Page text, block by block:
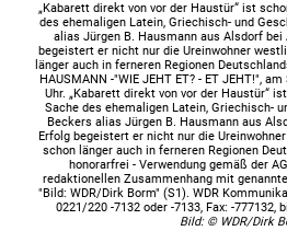
„Kabarett direkt von vor der Haustür“ ist
des ehemaligen Latein, Griechisch- und
alias Jürgen B. Hausmann aus Alsdorf
begeistert er nicht nur die Ureinwohner
länger auch in ferneren Regionen
HAUSMANN -"WIE JEHT ET? - ET JEHT!",
Uhr. „Kabarett direkt von vor der Haustür“
Sache des ehemaligen Latein, Griechisch-
Beckers alias Jürgen B. Hausmann aus
Erfolg begeistert er nicht nur die
schon länger auch in ferneren Regionen
honorarfrei - Verwendung gemäß der
redaktionellen Zusammenhang mit
"Bild: WDR/Dirk Borm" (S1). WDR
0221/220 -7132 oder -7133, Fax: -777132,
Bild: © WDR/Dirk